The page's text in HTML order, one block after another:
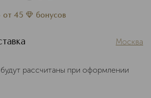
от 45 бонусов
Москва
рассчитаны при оформлении